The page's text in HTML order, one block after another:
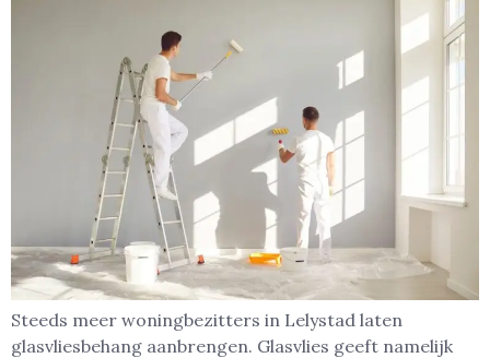
Steeds meer woningbezitters in Lelystad laten
glasvliesbehang aanbrengen. Glasvlies geeft namelijk